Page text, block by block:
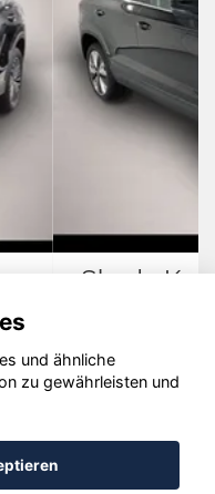
2020 - 2026
und ähnliche
zu gewährleisten und